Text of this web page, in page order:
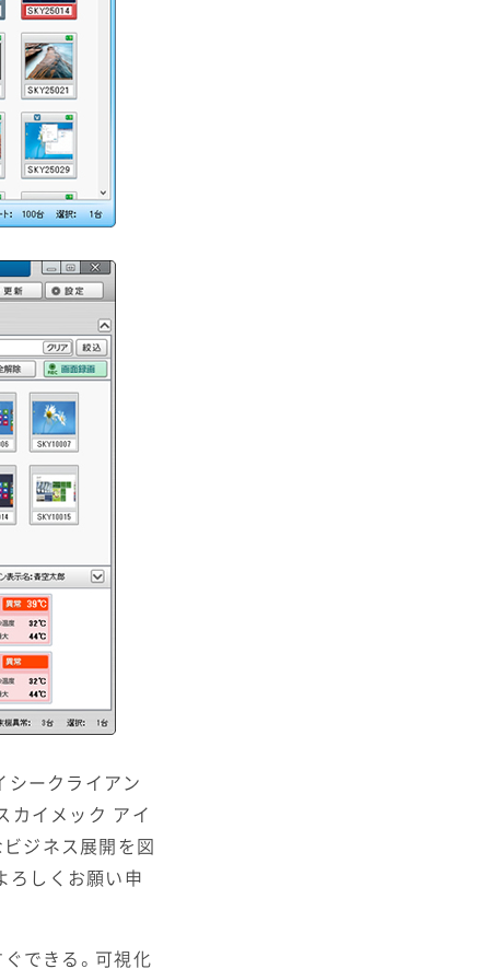
シークライアン
カイメック アイ
ジネス展開を図
ろしくお願い申
ぐできる。可視化